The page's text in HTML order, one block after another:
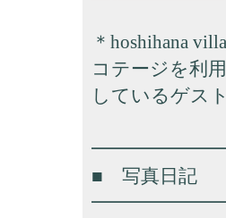
＊hoshihana
コテージを利
しているゲス
■ 写真日記